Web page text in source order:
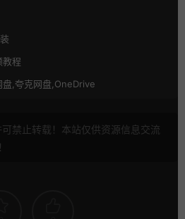
教程
盘,夸克网盘,OneDrive
禁止转载！本站仅供资源信息交流
！